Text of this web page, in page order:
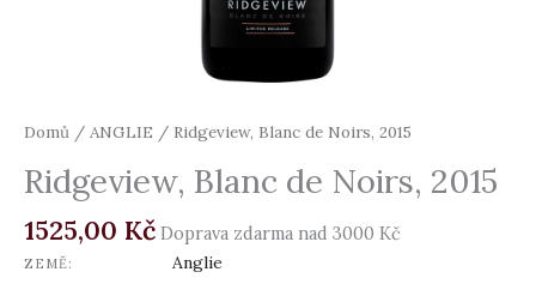
Domů / ANGLIE / Ridgeview, Blanc de Noirs, 2015
Ridgeview, Blanc de Noirs, 2015
1525,00 Kč Doprava zdarma nad 3000 Kč
ZEMĚ: Anglie